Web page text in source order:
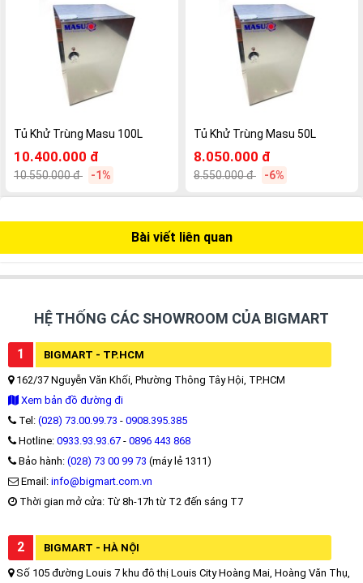
Tủ Khử Trùng Masu 100L
10.400.000 đ
10.550.000 đ -1%
Tủ Khử Trùng Masu 50L
8.050.000 đ
8.550.000 đ -6%
Bài viết liên quan
HỆ THỐNG CÁC SHOWROOM CỦA BIGMART
1 BIGMART - TP.HCM
162/37 Nguyễn Văn Khối, Phường Thông Tây Hội, TP.HCM
Xem bản đồ đường đi
Tel: (028) 73.00.99.73 - 0908.395.385
Hotline: 0933.93.93.67 - 0896 443 868
Bảo hành: (028) 73 00 99 73 (máy lẻ 1311)
Email: info@bigmart.com.vn
Thời gian mở cửa: Từ 8h-17h từ T2 đến sáng T7
2 BIGMART - HÀ NỘI
Số 105 đường Louis 7 khu đô thị Louis City Hoàng Mai, Hoàng Văn Thụ,